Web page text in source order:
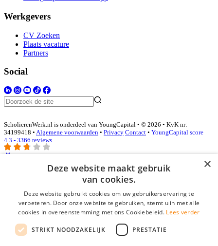
Werkgevers
CV Zoeken
Plaats vacature
Partners
Social
ScholierenWerk.nl is onderdeel van YoungCapital • © 2026 • KvK nr:
34199418 • Algemene voorwaarden • Privacy Contact • YoungCapital score
4.3 - 3366 reviews
Inloggen als bedrijf
E-mail*
Wachtwoord
login gegevens onthouden
×
Deze website maakt gebruik
van cookies.
Deze website gebruikt cookies om uw gebruikerservaring te
verbeteren. Door onze website te gebruiken, stemt u in met alle
cookies in overeenstemming met ons Cookiebeleid. Lees verder
STRIKT NOODZAKELIJK PRESTATIE